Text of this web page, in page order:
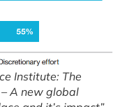
Institute: The
A new global